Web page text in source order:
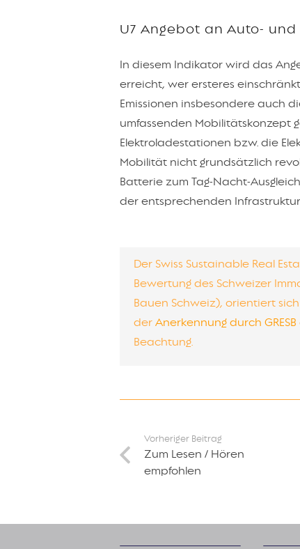
U7 Angebot an Auto-
In diesem Indikator wird das
erreicht, wer ersteres
Emissionen insbesondere auch
umfassenden Mobilitätskonzept
Elektroladestationen bzw. die
Mobilität nicht grundsätzlich
Batterie zum Tag-Nacht-
der entsprechenden
Der Swiss Sustainable Real
Bewertung des Schweizer
Bauen Schweiz), orientiert sich
der Anerkennung durch GRESB
Beachtung.
Vorheriger Beitrag
Zum Lesen / Hören
empfohlen